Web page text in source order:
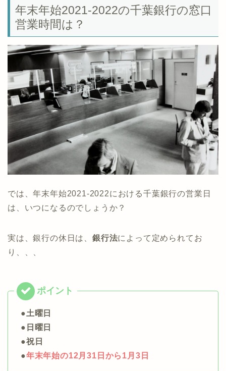
年末年始2021-2022の千葉銀行の窓口
営業時間は？
では、年末年始2021-2022における千葉銀行の営業日
は、いつになるのでしょうか？
実は、銀行の休日は、 銀行法によって定められてお
り、、、
●土曜日
●日曜日
●祝日
●年末年始の12月31日から1月3日